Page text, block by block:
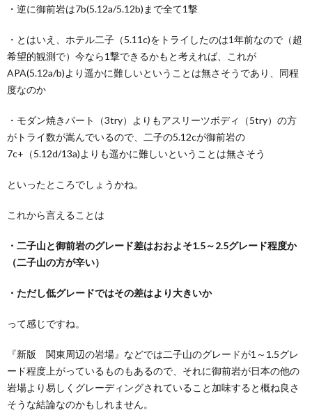
・逆に御前岩は7b(5.12a/5.12b)まで全て1撃
・とはいえ、ホテル二子（5.11c)をトライしたのは1年前なので（超
希望的観測で）今なら1撃できるかもと考えれば、これが
APA(5.12a/b)より遥かに難しいということは無さそうであり、同程
度なのか
・モダン焼きパート（3try）よりもアスリーツボディ（5try）の方
がトライ数が嵩んでいるので、二子の5.12cが御前岩の
7c+（5.12d/13a)よりも遥かに難しいということは無さそう
といったところでしょうかね。
これから言えることは
・二子山と御前岩のグレード差はおおよそ1.5～2.5グレード程度か
（二子山の方が辛い）
・ただし低グレードではその差はより大きいか
って感じですね。
『新版 関東周辺の岩場』などでは二子山のグレードが1～1.5グレ
ード程度上がっているものもあるので、それに御前岩が日本の他の
岩場より易しくグレーディングされていること加味すると概ね良さ
そうな結論なのかもしれません。